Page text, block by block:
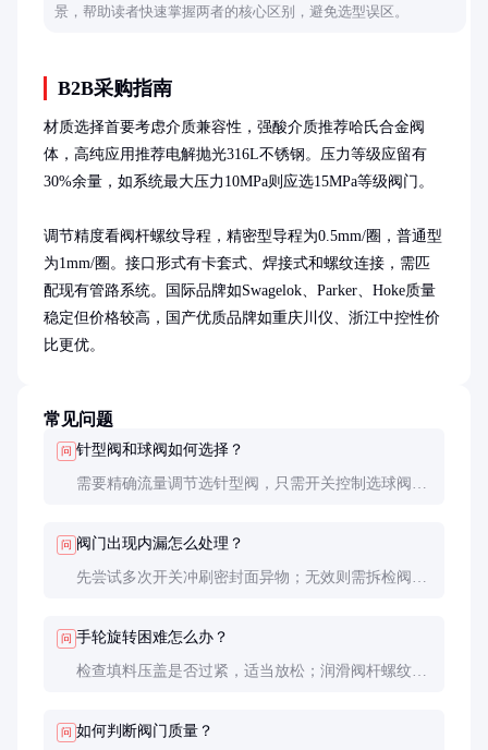
景，帮助读者快速掌握两者的核心区别，避免选型误区。
B2B采购指南
材质选择首要考虑介质兼容性，强酸介质推荐哈氏合金阀
体，高纯应用推荐电解抛光316L不锈钢。压力等级应留有
30%余量，如系统最大压力10MPa则应选15MPa等级阀门。
调节精度看阀杆螺纹导程，精密型导程为0.5mm/圈，普通型
为1mm/圈。接口形式有卡套式、焊接式和螺纹连接，需匹
配现有管路系统。国际品牌如Swagelok、Parker、Hoke质量
稳定但价格较高，国产优质品牌如重庆川仪、浙江中控性价
比更优。
常见问题
问 针型阀和球阀如何选择？
需要精确流量调节选针型阀，只需开关控制选球阀。
问 阀门出现内漏怎么处理？
先尝试多次开关冲刷密封面异物；无效则需拆检阀芯
问 手轮旋转困难怎么办？
检查填料压盖是否过紧，适当放松；润滑阀杆螺纹；
问 如何判断阀门质量？